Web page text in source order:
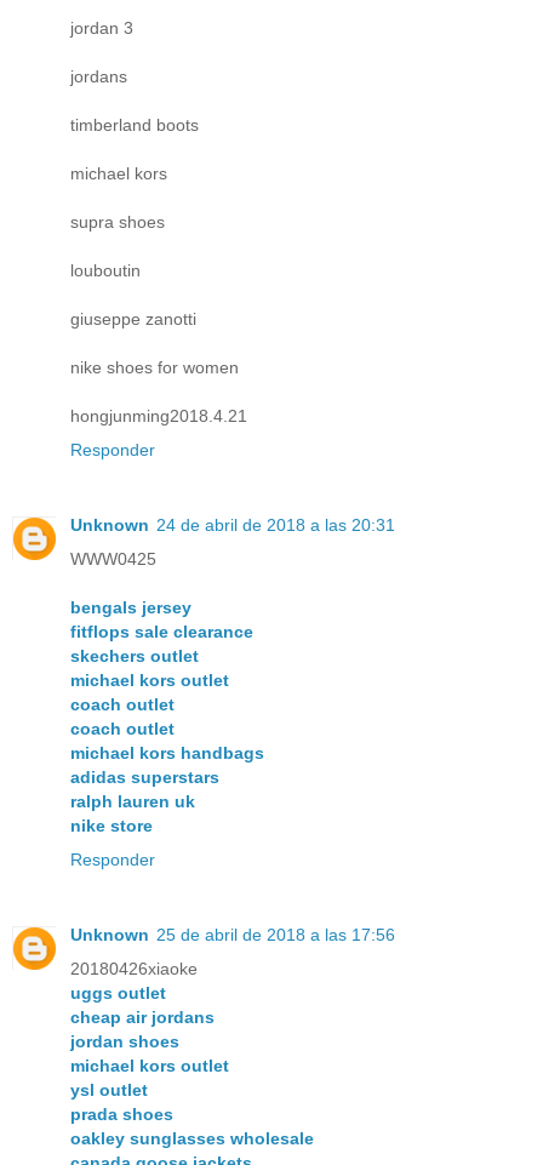
jordan 3
jordans
timberland boots
michael kors
supra shoes
louboutin
giuseppe zanotti
nike shoes for women
hongjunming2018.4.21
Responder
Unknown 24 de abril de 2018 a las 20:31
WWW0425
bengals jersey
fitflops sale clearance
skechers outlet
michael kors outlet
coach outlet
coach outlet
michael kors handbags
adidas superstars
ralph lauren uk
nike store
Responder
Unknown 25 de abril de 2018 a las 17:56
20180426xiaoke
uggs outlet
cheap air jordans
jordan shoes
michael kors outlet
ysl outlet
prada shoes
oakley sunglasses wholesale